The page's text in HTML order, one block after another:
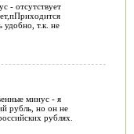
- отсутствует
удобно, т.к. не
минус - я
рубль, но он не
рублях.